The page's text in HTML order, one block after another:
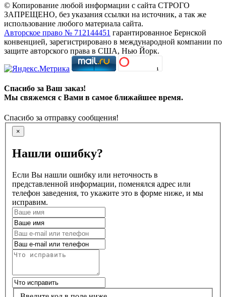
© Копирование любой информации с сайта СТРОГО
ЗАПРЕЩЕНО, без указания ссылки на источник, а так же
использование любого материала сайта.
Авторское право № 712144451 гарантированное Бернской
конвенцией, зарегистрировано в международной компании по
защите авторского права в США, Нью Йорк.
Спасибо за Ваш заказ!
Мы свяжемся с Вами в самое ближайшее время.
Спасибо за отправку сообщения!
×
Нашли ошибку?
Если Вы нашли ошибку или неточность в
представленной информации, поменялся адрес или
телефон заведения, то укажите это в форме ниже, и мы
исправим.